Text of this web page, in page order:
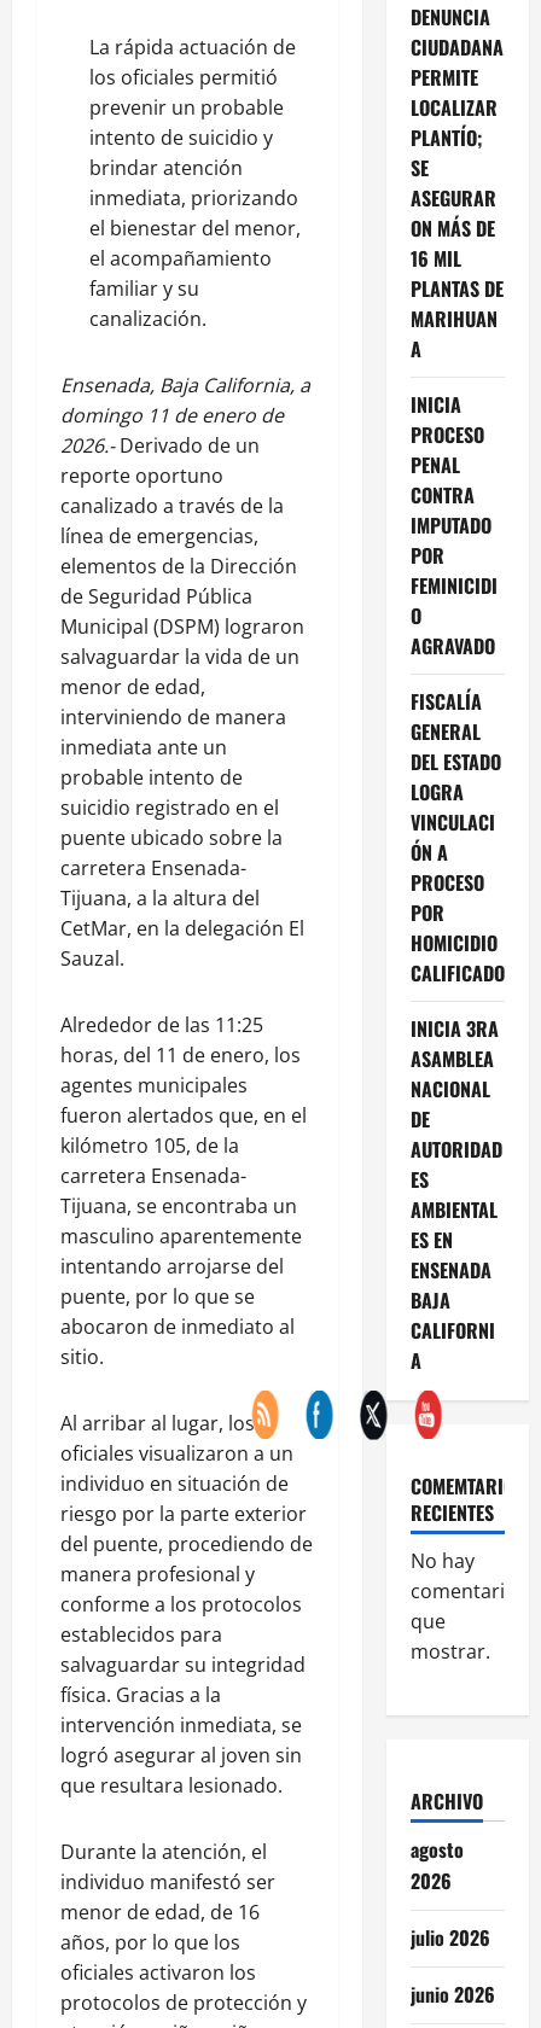
La rápida actuación de
los oficiales permitió
prevenir un probable
intento de suicidio y
brindar atención
inmediata, priorizando
el bienestar del menor,
el acompañamiento
familiar y su
canalización.
Ensenada, Baja California, a
domingo 11 de enero de
2026.-Derivado de un
reporte oportuno
canalizado a través de la
línea de emergencias,
elementos de la Dirección
de Seguridad Pública
Municipal (DSPM) lograron
salvaguardar la vida de un
menor de edad,
interviniendo de manera
inmediata ante un
probable intento de
suicidio registrado en el
puente ubicado sobre la
carretera Ensenada-
Tijuana, a la altura del
CetMar, en la delegación El
Sauzal.
Alrededor de las 11:25
horas, del 11 de enero, los
agentes municipales
fueron alertados que, en el
kilómetro 105, de la
carretera Ensenada-
Tijuana, se encontraba un
masculino aparentemente
intentando arrojarse del
puente, por lo que se
abocaron de inmediato al
sitio.
Al arribar al lugar, los
oficiales visualizaron a un
individuo en situación de
riesgo por la parte exterior
del puente, procediendo de
manera profesional y
conforme a los protocolos
establecidos para
salvaguardar su integridad
física. Gracias a la
intervención inmediata, se
logró asegurar al joven sin
que resultara lesionado.
Durante la atención, el
individuo manifestó ser
menor de edad, de 16
años, por lo que los
oficiales activaron los
protocolos de protección y
DENUNCIA
CIUDADANA
PERMITE
LOCALIZAR
PLANTÍO;
SE
ASEGURAR
ON MÁS DE
16 MIL
PLANTAS DE
MARIHUAN
A
INICIA
PROCESO
PENAL
CONTRA
IMPUTADO
POR
FEMINICIDI
O
AGRAVADO
FISCALÍA
GENERAL
DEL ESTADO
LOGRA
VINCULACI
ÓN A
PROCESO
POR
HOMICIDIO
CALIFICADO
INICIA 3RA
ASAMBLEA
NACIONAL
DE
AUTORIDAD
ES
AMBIENTAL
ES EN
ENSENADA
BAJA
CALIFORNI
A
COMEMTARIOS
RECIENTES
No hay
comentarios
que
mostrar.
ARCHIVO
agosto
2026
julio 2026
junio 2026